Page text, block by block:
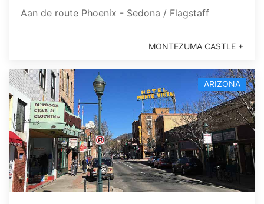
Aan de route Phoenix - Sedona / Flagstaff
MONTEZUMA CASTLE +
ARIZONA